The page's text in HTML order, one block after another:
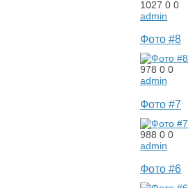
1027 0 0
admin
Фото #8
978 0 0
admin
Фото #7
988 0 0
admin
Фото #6